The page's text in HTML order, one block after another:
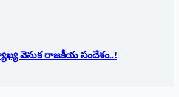
వెనుక రాజకీయ సందేశం..!